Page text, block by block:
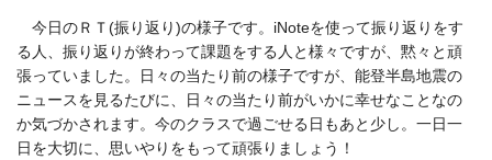
今日のＲＴ(振り返り)の様子です。iNoteを使って振り返りをす
る人、振り返りが終わって課題をする人と様々ですが、黙々と頑
張っていました。日々の当たり前の様子ですが、能登半島地震の
ニュースを見るたびに、日々の当たり前がいかに幸せなことなの
か気づかされます。今のクラスで過ごせる日もあと少し。一日一
日を大切に、思いやりをもって頑張りましょう！